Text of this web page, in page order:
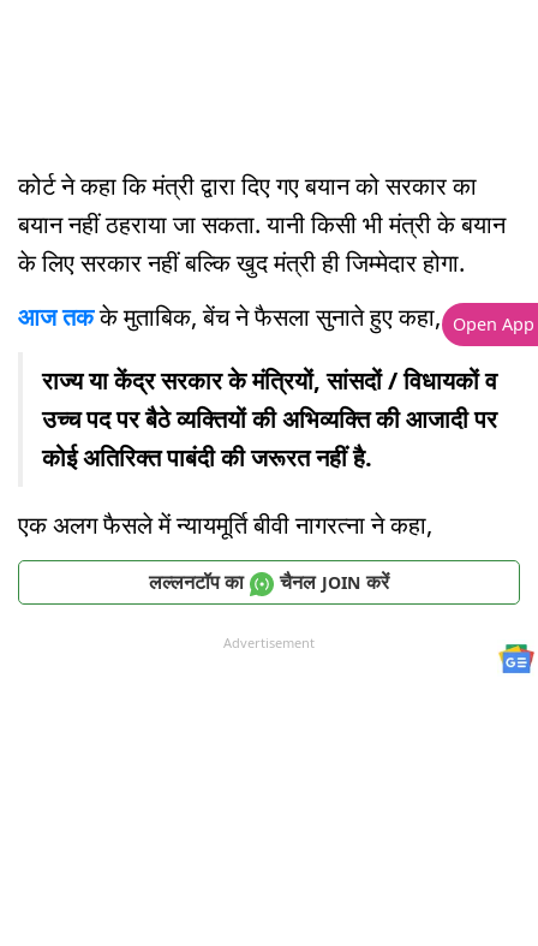
कोर्ट ने कहा कि मंत्री द्वारा दिए गए बयान को सरकार का
बयान नहीं ठहराया जा सकता. यानी किसी भी मंत्री के बयान
के लिए सरकार नहीं बल्कि खुद मंत्री ही जिम्मेदार होगा.
आज तकके मुताबिक, बेंच ने फैसला सुनाते हुए कहा,
राज्य या केंद्र सरकार के मंत्रियों, सांसदों / विधायकों व
उच्च पद पर बैठे व्यक्तियों की अभिव्यक्ति की आजादी पर
कोई अतिरिक्त पाबंदी की जरूरत नहीं है.
एक अलग फैसले में न्यायमूर्ति बीवी नागरत्ना ने कहा,
लल्लनटॉप का चैनल JOIN करें
Advertisement
Open App